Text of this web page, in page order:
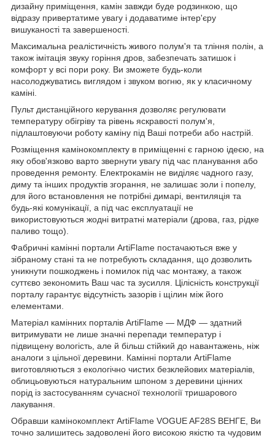
дизайну приміщення, камін завжди буде родзинкою, що
відразу привертатиме увагу і додаватиме інтер'єру
вишуканості та завершеності.
Максимальна реалістичність живого полум'я та тління полін, а
також імітація звуку горіння дров, забезпечать затишок і
комфорт у всі пори року. Ви зможете будь-коли
насолоджуватись виглядом і звуком вогню, як у класичному
каміні.
Пульт дистанційного керування дозволяє регулювати
температуру обігріву та рівень яскравості полум'я,
підлаштовуючи роботу каміну під Ваші потреби або настрій.
Розміщення камінокомплекту в приміщенні є гарною ідеєю, на
яку обов'язково варто звернути увагу під час планування або
проведення ремонту. Електрокамін не виділяє чадного газу,
диму та інших продуктів згорання, не залишає золи і попелу,
для його встановлення не потрібні димарі, вентиляція та
будь-які комунікації, а під час експлуатації не
використовуються жодні витратні матеріали (дрова, газ, рідке
паливо тощо).
Фабричні камінні портали ArtiFlame постачаються вже у
зібраному стані та не потребують складання, що дозволить
уникнути пошкоджень і помилок під час монтажу, а також
суттєво зекономить Ваш час та зусилля. Цілісність конструкції
порталу гарантує відсутність зазорів і щілин між його
елементами.
Матеріал камінних порталів ArtiFlame — МДФ — здатний
витримувати не лише значні перепади температур і
підвищену вологість, але й більш стійкий до навантажень, ніж
аналоги з цільної деревини. Камінні портали ArtiFlame
виготовляються з екологічно чистих безклейових матеріалів,
облицьовуються натуральним шпоном з деревини цінних
порід із застосуванням сучасної технології тришарового
лакування.
Обравши камінокомплект ArtiFlame VOGUE AF28S ВЕНГЕ, Ви
точно залишитесь задоволені його високою якістю та чудовим